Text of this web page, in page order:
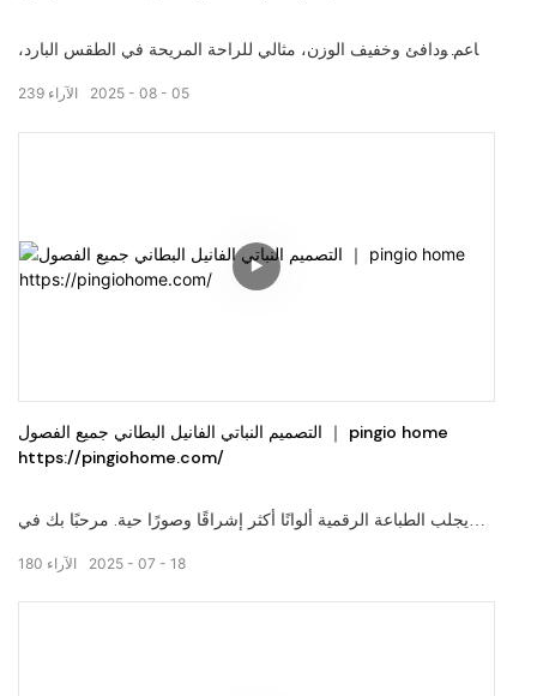
ناعم ودافئ وخفيف الوزن، مثالي للراحة المريحة في الطقس البارد،
توفر الطباعة الرقمية ألوانًا أكثر إشراقًا وصورًا حية. مرحباً بكم في
2025 08 05
239 الآراء
التصميم النباتي الفانيل البطاني جميع الفصول ｜ pingio home
https://pingiohome.com/
يجلب الطباعة الرقمية ألوانًا أكثر إشراقًا وصورًا حية. مرحبًا بك في
زيارة موقعنا على الويب: pingiohome.com ، أو اتصل بنا عبر البريد
2025 07 18
180 الآراء